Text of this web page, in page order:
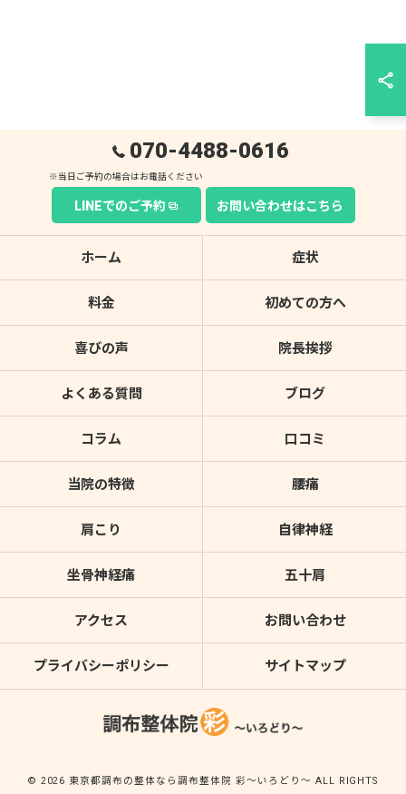
070-4488-0616
LINEでのご予約 お問い合わせはこちら
ホーム 症状
料金 初めての方へ
喜びの声 院長挨拶
よくある質問 ブログ
コラム 口コミ
当院の特徴 腰痛
肩こり 自律神経
坐骨神経痛 五十肩
アクセス お問い合わせ
プライバシーポリシー サイトマップ
© 2026 東京都調布の整体なら調布整体院 彩～いろどり～ ALL RIGHTS